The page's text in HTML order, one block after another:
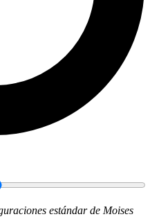
estándar de Moises